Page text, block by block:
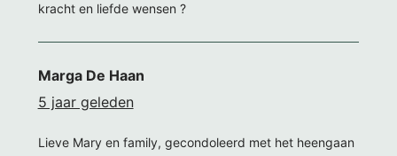
kracht en liefde wensen ?
Marga De Haan
5 jaar geleden
Lieve Mary en family, gecondoleerd met het heengaan